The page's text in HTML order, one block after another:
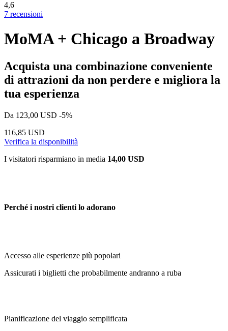
4,6
7 recensioni
MoMA + Chicago a Broadway
Acquista una combinazione conveniente
di attrazioni da non perdere e migliora la
tua esperienza
Da 123,00 USD -5%
116,85 USD
Verifica la disponibilità
I visitatori risparmiano in media 14,00 USD
Perché i nostri clienti lo adorano
Accesso alle esperienze più popolari
Assicurati i biglietti che probabilmente andranno a ruba
Pianificazione del viaggio semplificata